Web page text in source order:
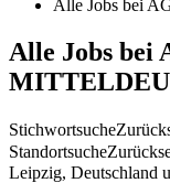
Alle Jobs bei
Alle Jobs bei
Stichwortsuche
Standortsuche
Leipzig, Deutschland